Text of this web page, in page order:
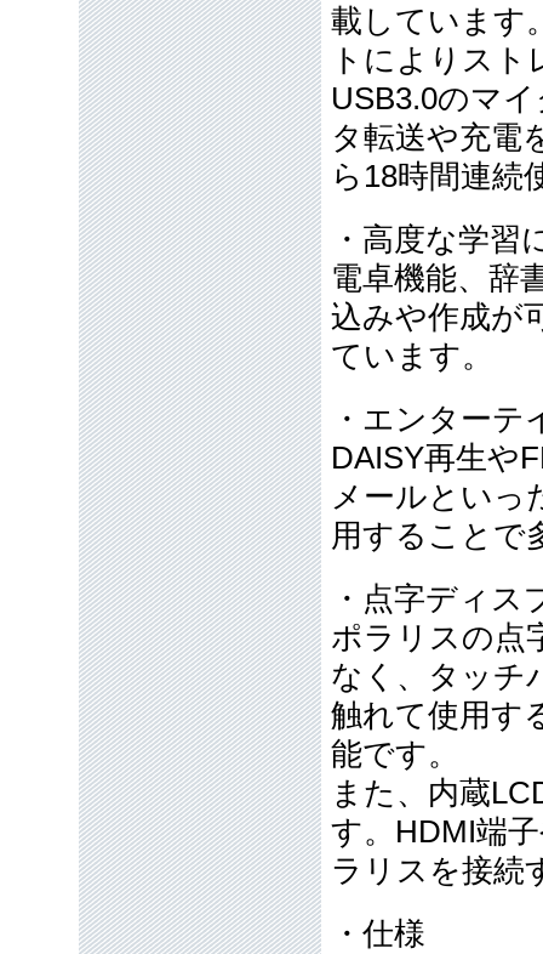
載しています
トによりスト
USB3.0のマ
タ転送や充電
ら18時間連続
・高度な学習
電卓機能、辞
込みや作成が
ています。
・エンター
DAISY再生や
メールといっ
用することで
・点字ディス
ポラリスの点
なく、タッチ
触れて使用す
能です。
また、内蔵
す。HDMI端
ラリスを接続
・仕様